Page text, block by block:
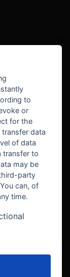
to
or
for the
data
of data
transfer to
may be
party
can, of
time.